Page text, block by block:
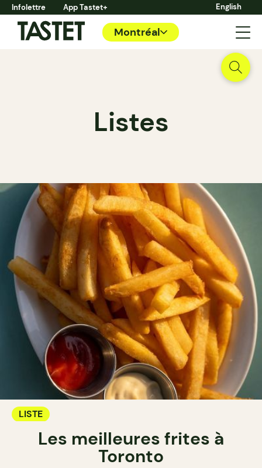
Infolettre App Tastet+ English
Montréal
Listes
LISTE
Les meilleures frites à
Toronto